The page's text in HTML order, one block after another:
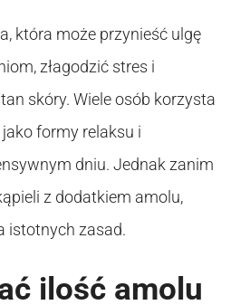
która może przynieść ulgę
złagodzić stres i
skóry. Wiele osób korzysta
formy relaksu i
dniu. Jednak zanim
z dodatkiem amolu,
istotnych zasad.
ilość amolu